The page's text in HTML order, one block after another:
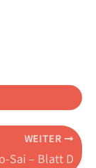
WEITER
Sai – Blatt D